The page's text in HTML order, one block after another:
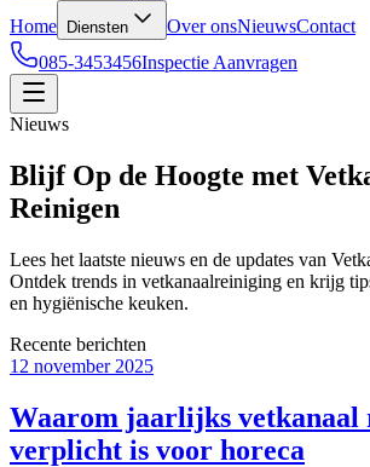
Home
Diensten Over onsNieuwsContact
085-3453456Inspectie Aanvragen
Nieuws
Blijf Op de Hoogte met
Reinigen
Lees het laatste nieuws en de updates van
Ontdek trends in vetkanaalreiniging en krijg
en hygiënische keuken.
Recente berichten
12 november 2025
Waarom jaarlijks vetkanaal
verplicht is voor horeca